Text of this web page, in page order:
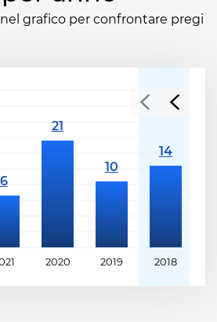
grafico per confrontare pregi
2020 2019 2018